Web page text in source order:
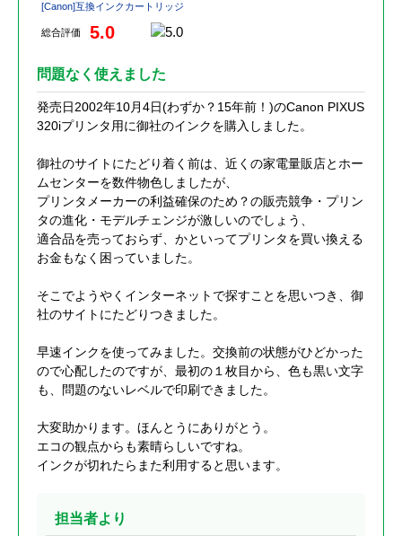
[Canon]互換インクカートリッジ
総合評価 5.0
問題なく使えました
発売日2002年10月4日(わずか？15年前！)のCanon PIXUS
320iプリンタ用に御社のインクを購入しました。
御社のサイトにたどり着く前は、近くの家電量販店とホー
ムセンターを数件物色しましたが、
プリンタメーカーの利益確保のため？の販売競争・プリン
タの進化・モデルチェンジが激しいのでしょう、
適合品を売っておらず、かといってプリンタを買い換える
お金もなく困っていました。
そこでようやくインターネットで探すことを思いつき、御
社のサイトにたどりつきました。
早速インクを使ってみました。交換前の状態がひどかった
ので心配したのですが、最初の１枚目から、色も黒い文字
も、問題のないレベルで印刷できました。
大変助かります。ほんとうにありがとう。
エコの観点からも素晴らしいですね。
インクが切れたらまた利用すると思います。
担当者より